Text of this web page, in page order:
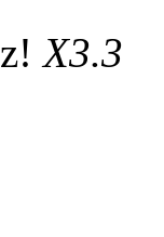
X3.3